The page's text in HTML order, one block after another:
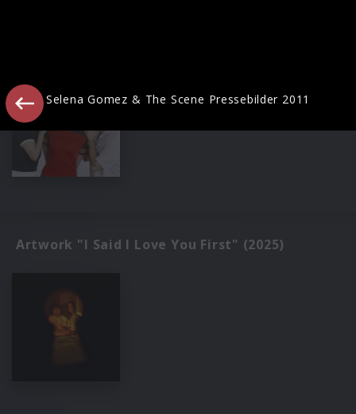
Artwork "I Said I Love You First" (2025)
Selena Gomez & The Scene Pressebilder 2011